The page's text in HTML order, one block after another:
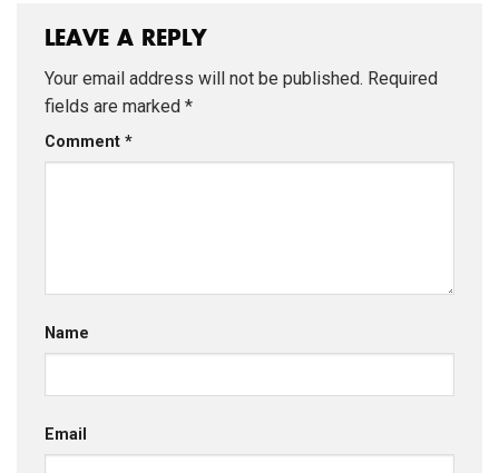
LEAVE A REPLY
Your email address will not be published. Required
fields are marked *
Comment *
Name
Email